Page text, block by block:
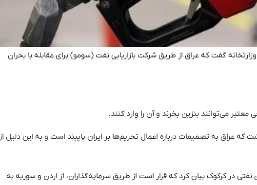
گفت که عراق از طریق شرکت بازاریابی نفت (سومو) برای مقابله با بحران
می‌توانند بنزین بخرند و آن را وارد کنند.
که عراق به تصمیمات درباره اعمال تحریم‌ها بر ایران پایبند است و به این دلیل از
در کرکوک بیان کرد که قرار است از طریق سرمایه‌گذاران، از اردن و سوریه به